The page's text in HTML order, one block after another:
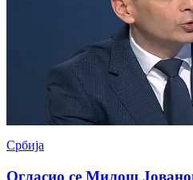
Србија
Огласио се Милош